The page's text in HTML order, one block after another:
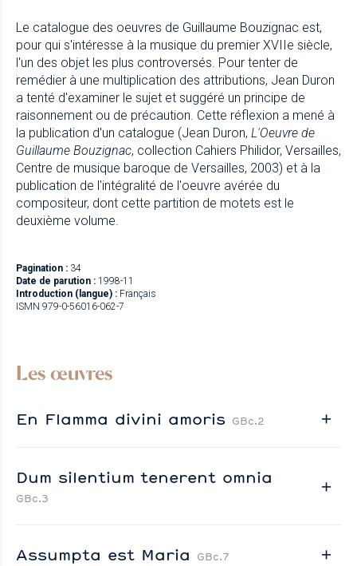
Le catalogue des oeuvres de Guillaume Bouzignac est,
pour qui s'intéresse à la musique du premier XVIIe siècle,
l'un des objet les plus controversés. Pour tenter de
remédier à une multiplication des attributions, Jean Duron
a tenté d'examiner le sujet et suggéré un principe de
raisonnement ou de précaution. Cette réflexion a mené à
la publication d'un catalogue (Jean Duron, L'Oeuvre de
Guillaume Bouzignac, collection Cahiers Philidor, Versailles,
Centre de musique baroque de Versailles, 2003) et à la
publication de l'intégralité de l'oeuvre avérée du
compositeur, dont cette partition de motets est le
deuxième volume.
Pagination : 34
Date de parution : 1998-11
Introduction (langue) : Français
ISMN 979-0-56016-062-7
Les œuvres
En Flamma divini amoris GBc.2
Dum silentium tenerent omnia
GBc.3
Assumpta est Maria GBc.7